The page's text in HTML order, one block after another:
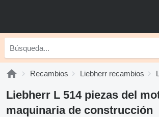
Recambios Liebherr recambios
Liebherr L 514 piezas del
maquinaria de construcción